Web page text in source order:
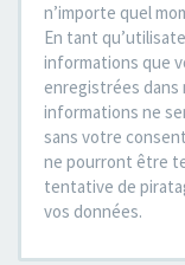
n’importe quel
En tant
informations que
enregistrées dans
informations ne
sans votre
ne pourront être
tentative de
vos données.